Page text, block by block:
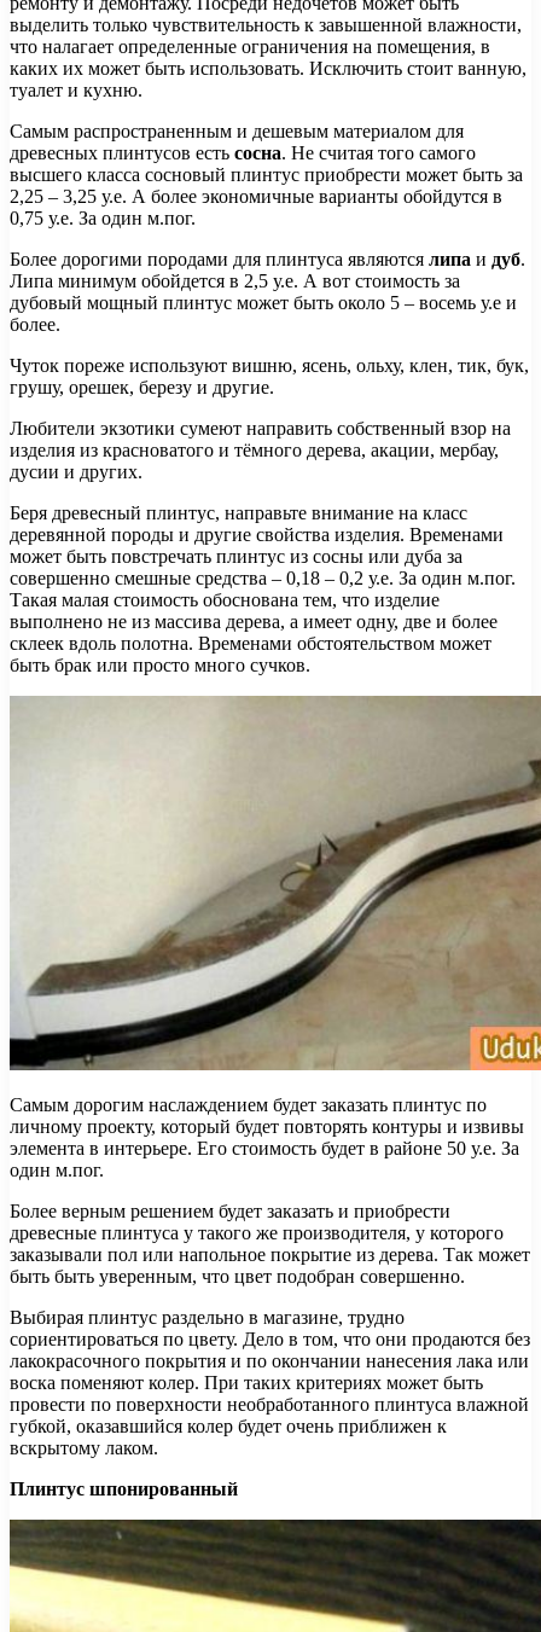
выделить только чувствительность к завышенной влажности,
что налагает определенные ограничения на помещения, в
каких их может быть использовать. Исключить стоит ванную,
туалет и кухню.
Самым распространенным и дешевым материалом для
древесных плинтусов есть сосна. Не считая того самого
высшего класса сосновый плинтус приобрести может быть за
2,25 – 3,25 у.е. А более экономичные варианты обойдутся в
0,75 у.е. За один м.пог.
Более дорогими породами для плинтуса являются липа и дуб.
Липа минимум обойдется в 2,5 у.е. А вот стоимость за
дубовый мощный плинтус может быть около 5 – восемь у.е и
более.
Чуток пореже используют вишню, ясень, ольху, клен, тик, бук,
грушу, орешек, березу и другие.
Любители экзотики сумеют направить собственный взор на
изделия из красноватого и тёмного дерева, акации, мербау,
дусии и других.
Беря древесный плинтус, направьте внимание на класс
деревянной породы и другие свойства изделия. Временами
может быть повстречать плинтус из сосны или дуба за
совершенно смешные средства – 0,18 – 0,2 у.е. За один м.пог.
Такая малая стоимость обоснована тем, что изделие
выполнено не из массива дерева, а имеет одну, две и более
склеек вдоль полотна. Временами обстоятельством может
быть брак или просто много сучков.
Самым дорогим наслаждением будет заказать плинтус по
личному проекту, который будет повторять контуры и извивы
элемента в интерьере. Его стоимость будет в районе 50 у.е. За
один м.пог.
Более верным решением будет заказать и приобрести
древесные плинтуса у такого же производителя, у которого
заказывали пол или напольное покрытие из дерева. Так может
быть быть уверенным, что цвет подобран совершенно.
Выбирая плинтус раздельно в магазине, трудно
сориентироваться по цвету. Дело в том, что они продаются без
лакокрасочного покрытия и по окончании нанесения лака или
воска поменяют колер. При таких критериях может быть
провести по поверхности необработанного плинтуса влажной
губкой, оказавшийся колер будет очень приближен к
вскрытому лаком.
Плинтус шпонированный